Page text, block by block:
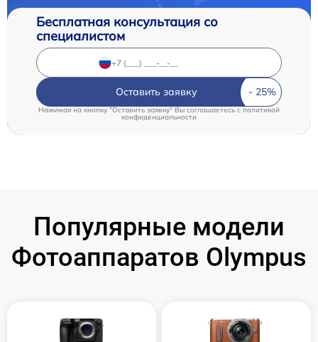
Бесплатная консультация со
специалистом
Оставить заявку
Нажимая на кнопку "Оставить заявку" Вы соглашаетесь c политикой
конфиденциальности
Популярные модели
Фотоаппаратов Olympus